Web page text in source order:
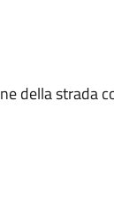
della strada